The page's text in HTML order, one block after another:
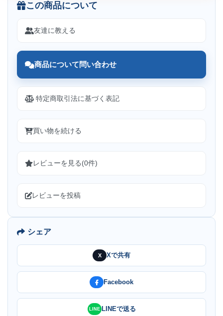
この商品について
友達に教える
商品について問い合わせ
特定商取引法に基づく表記
買い物を続ける
レビューを見る(0件)
レビューを投稿
シェア
X Xで共有
Facebook
LINE LINEで送る